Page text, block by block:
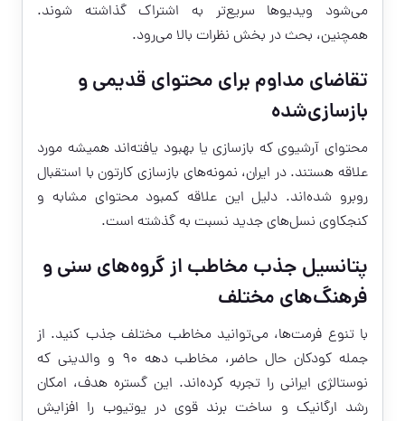
می‌شود ویدیوها سریع‌تر به اشتراک گذاشته شوند.
همچنین، بحث در بخش نظرات بالا می‌رود.
تقاضای مداوم برای محتوای قدیمی و
بازسازی‌شده
محتوای آرشیوی که بازسازی یا بهبود یافته‌اند همیشه مورد
علاقه هستند. در ایران، نمونه‌های بازسازی کارتون با استقبال
روبرو شده‌اند. دلیل این علاقه کمبود محتوای مشابه و
کنجکاوی نسل‌های جدید نسبت به گذشته است.
پتانسیل جذب مخاطب از گروه‌های سنی و
فرهنگ‌های مختلف
با تنوع فرمت‌ها، می‌توانید مخاطب مختلف جذب کنید. از
جمله کودکان حال حاضر، مخاطب دهه ۹۰ و والدینی که
نوستالژی ایرانی را تجربه کرده‌اند. این گستره هدف، امکان
رشد ارگانیک و ساخت برند قوی در یوتیوب را افزایش